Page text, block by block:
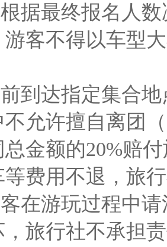
据最终报名人
游客不得以车型
到达指定集合
不允许擅自离团
总金额的20%赔
等费用不退，旅
在游玩过程中
，旅行社不承担